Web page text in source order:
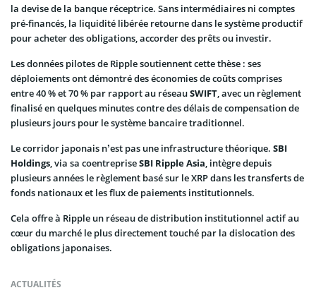
la devise de la banque réceptrice. Sans intermédiaires ni comptes
pré-financés, la liquidité libérée retourne dans le système productif
pour acheter des obligations, accorder des prêts ou investir.
Les données pilotes de Ripple soutiennent cette thèse : ses
déploiements ont démontré des économies de coûts comprises
entre 40 % et 70 % par rapport au réseauSWIFT, avec un règlement
finalisé en quelques minutes contre des délais de compensation de
plusieurs jours pour le système bancaire traditionnel.
Le corridor japonais n’est pas une infrastructure théorique. SBI
Holdings, via sa coentrepriseSBI Ripple Asia, intègre depuis
plusieurs années le règlement basé sur le XRP dans les transferts de
fonds nationaux et les flux de paiements institutionnels.
Cela offre à Ripple un réseau de distribution institutionnel actif au
cœur du marché le plus directement touché par la dislocation des
obligations japonaises.
ACTUALITÉS